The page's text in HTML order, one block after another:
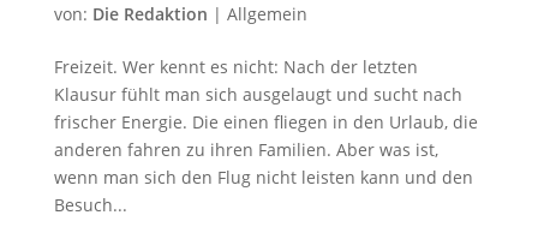
von: Die Redaktion | Allgemein
Freizeit. Wer kennt es nicht: Nach der letzten
Klausur fühlt man sich ausgelaugt und sucht nach
frischer Energie. Die einen fliegen in den Urlaub, die
anderen fahren zu ihren Familien. Aber was ist,
wenn man sich den Flug nicht leisten kann und den
Besuch...